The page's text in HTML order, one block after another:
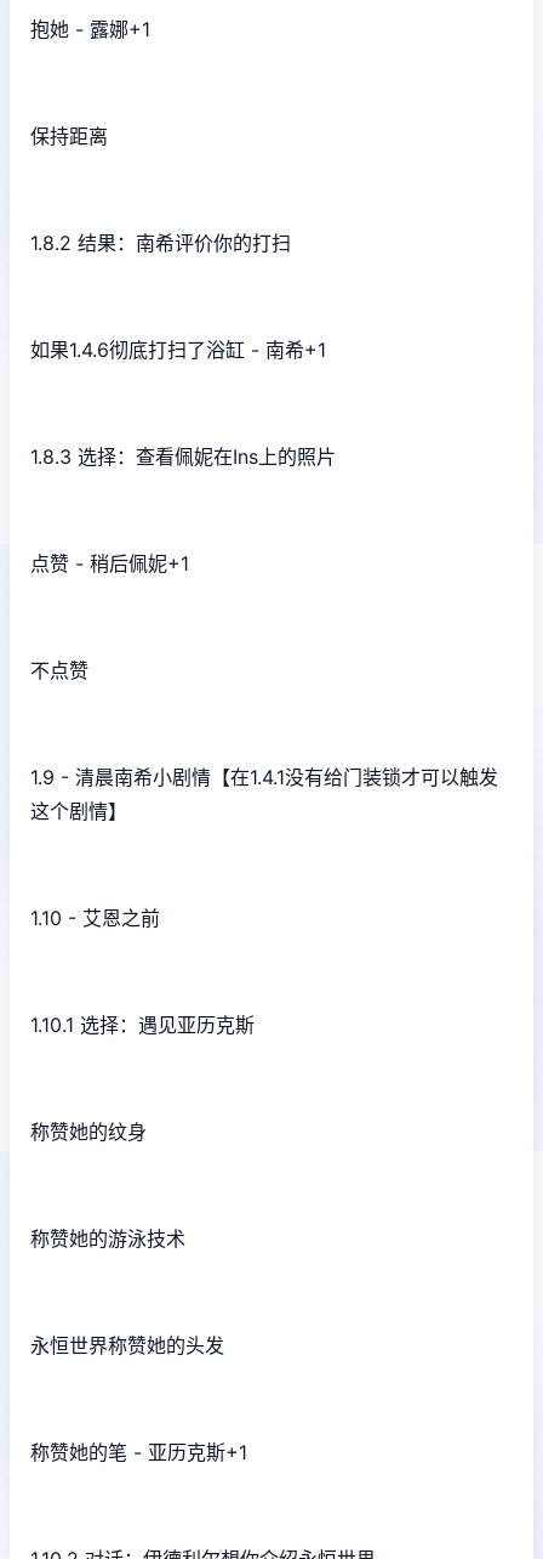
抱她 - 露娜+1
保持距离
1.8.2 结果：南希评价你的打扫
如果1.4.6彻底打扫了浴缸 - 南希+1
1.8.3 选择：查看佩妮在Ins上的照片
点赞 - 稍后佩妮+1
不点赞
1.9 - 清晨南希小剧情【在1.4.1没有给门装锁才可以触发
这个剧情】
1.10 - 艾恩之前
1.10.1 选择：遇见亚历克斯
称赞她的纹身
称赞她的游泳技术
永恒世界称赞她的头发
称赞她的笔 - 亚历克斯+1